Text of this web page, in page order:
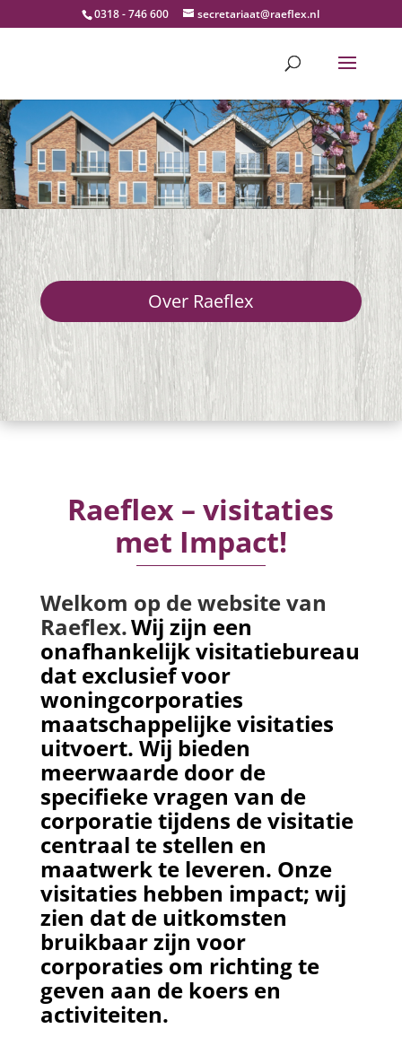
0318 - 746 600 secretariaat@raeflex.nl
Over Raeflex
Raeflex – visitaties
met Impact!
Welkom op de website van
Raeflex.Wij zijn een
onafhankelijk visitatiebureau
dat exclusief voor
woningcorporaties
maatschappelijke visitaties
uitvoert. Wij bieden
meerwaarde door de
specifieke vragen van de
corporatie tijdens de visitatie
centraal te stellen en
maatwerk te leveren. Onze
visitaties hebben impact; wij
zien dat de uitkomsten
bruikbaar zijn voor
corporaties om richting te
geven aan de koers en
activiteiten.